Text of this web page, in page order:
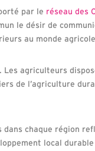
par le réseau des
le désir de
au monde
agriculteurs
de l’agriculture
chaque région
local